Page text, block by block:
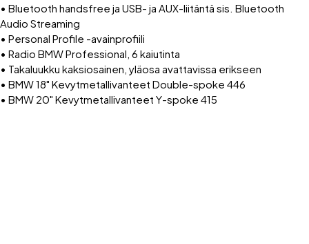
• Bluetooth handsfree ja USB- ja AUX-liitäntä sis. Bluetooth
Audio Streaming
• Personal Profile -avainprofiili
• Radio BMW Professional, 6 kaiutinta
• Takaluukku kaksiosainen, yläosa avattavissa erikseen
• BMW 18" Kevytmetallivanteet Double-spoke 446
• BMW 20" Kevytmetallivanteet Y-spoke 415